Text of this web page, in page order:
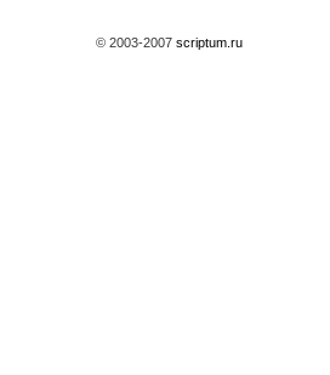
© 2003-2007 scriptum.ru